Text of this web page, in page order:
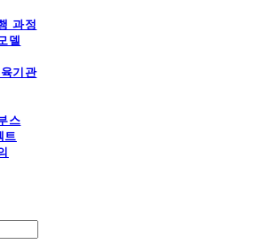
과정
델
기관
스
트